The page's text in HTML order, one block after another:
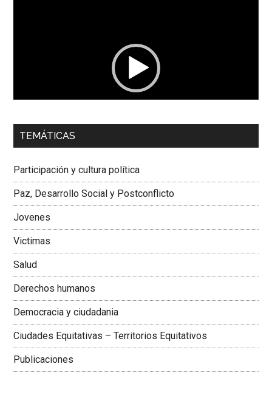
00:00 01:04
Dra. Carolina Corcho Mejía,Presidenta Corporación
Colombiana
TEMÁTICAS
Participación y cultura política
Paz, Desarrollo Social y Postconflicto
Jovenes
Victimas
Salud
Derechos humanos
Democracia y ciudadania
Ciudades Equitativas – Territorios Equitativos
Publicaciones